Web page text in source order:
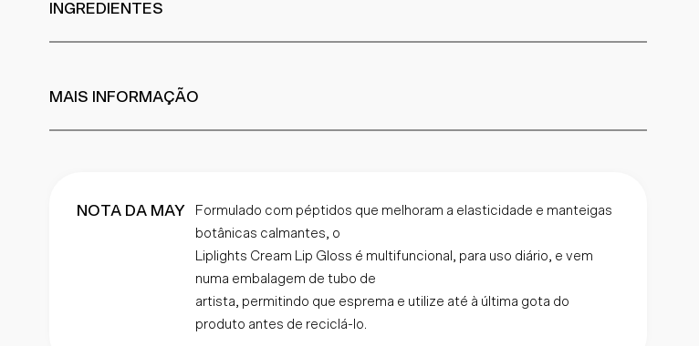
INGREDIENTES
MAIS INFORMAÇÃO
NOTA DA MAY
Formulado com péptidos que melhoram a elasticidade e manteigas
botânicas calmantes, o
Liplights Cream Lip Gloss é multifuncional, para uso diário, e vem
numa embalagem de tubo de
artista, permitindo que esprema e utilize até à última gota do
produto antes de reciclá-lo.